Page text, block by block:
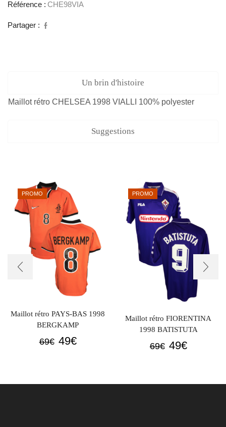
Référence : CHE98VIA
Partager :
Un brin d'histoire
Maillot rétro CHELSEA 1998 VIALLI 100% polyester
Suggestions
PROMO
Maillot rétro PAYS-BAS 1998
BERGKAMP
69€ Le
49€Le
PROMO
Maillot rétro FIORENTINA
1998 BATISTUTA
69€ Le
était :
49€Le
est :